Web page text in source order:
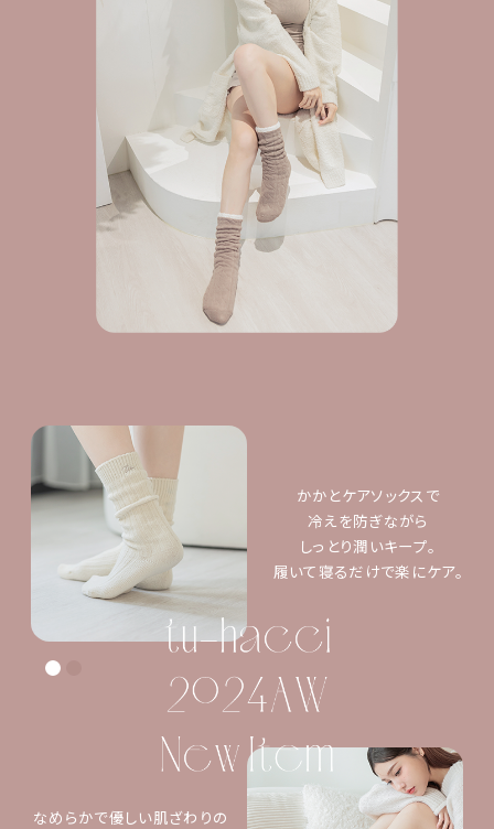
かかとケアソックスで
冷えを防ぎながら
しっとり潤いキープ。
履いて寝るだけで楽にケア。
なめらかで優しい肌ざわりの